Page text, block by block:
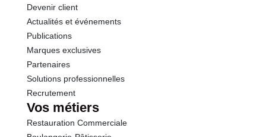
Devenir client
Actualités et événements
Publications
Marques exclusives
Partenaires
Solutions professionnelles
Recrutement
Vos métiers
Restauration Commerciale